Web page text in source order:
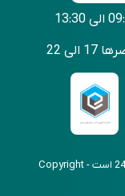
کلیه حقوق این وب‌سایت متعلق به فروشگاه ایرانتک24 است - Copyright